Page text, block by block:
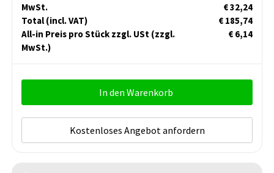
MwSt.
€ 32,24
Total (incl. VAT)
€ 185,74
All-in Preis pro Stück zzgl. USt (zzgl.
MwSt.)
€ 6,14
In den Warenkorb
Kostenloses Angebot anfordern